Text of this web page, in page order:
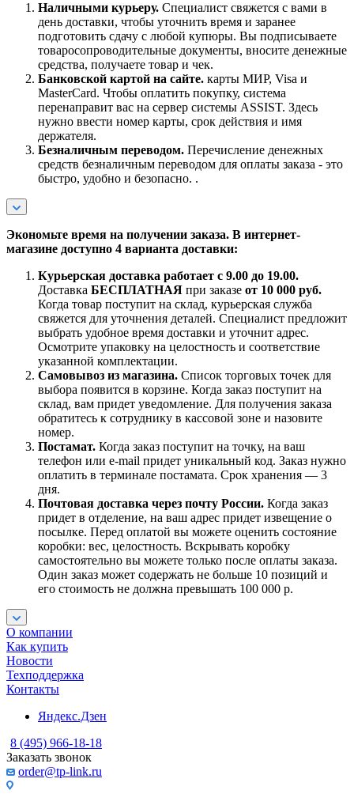
Наличными курьеру. Специалист свяжется с вами в
день доставки, чтобы уточнить время и заранее
подготовить сдачу с любой купюры. Вы подписываете
товаросопроводительные документы, вносите денежные
средства, получаете товар и чек.
Банковской картой на сайте. карты МИР, Visa и
MasterCard. Чтобы оплатить покупку, система
перенаправит вас на сервер системы ASSIST. Здесь
нужно ввести номер карты, срок действия и имя
держателя.
Безналичным переводом. Перечисление денежных
средств безналичным переводом для оплаты заказа - это
быстро, удобно и безопасно. .
Экономьте время на получении заказа. В интернет-
магазине доступно 4 варианта доставки:
Курьерская доставка работает с 9.00 до 19.00.
Доставка БЕСПЛАТНАЯ при заказе от 10 000 руб.
Когда товар поступит на склад, курьерская служба
свяжется для уточнения деталей. Специалист предложит
выбрать удобное время доставки и уточнит адрес.
Осмотрите упаковку на целостность и соответствие
указанной комплектации.
Самовывоз из магазина. Список торговых точек для
выбора появится в корзине. Когда заказ поступит на
склад, вам придет уведомление. Для получения заказа
обратитесь к сотруднику в кассовой зоне и назовите
номер.
Постамат. Когда заказ поступит на точку, на ваш
телефон или e-mail придет уникальный код. Заказ нужно
оплатить в терминале постамата. Срок хранения — 3
дня.
Почтовая доставка через почту России. Когда заказ
придет в отделение, на ваш адрес придет извещение о
посылке. Перед оплатой вы можете оценить состояние
коробки: вес, целостность. Вскрывать коробку
самостоятельно вы можете только после оплаты заказа.
Один заказ может содержать не больше 10 позиций и
его стоимость не должна превышать 100 000 р.
О компании
Как купить
Новости
Техподдержка
Контакты
Яндекс.Дзен
8 (495) 966-18-18
Заказать звонок
order@tp-link.ru